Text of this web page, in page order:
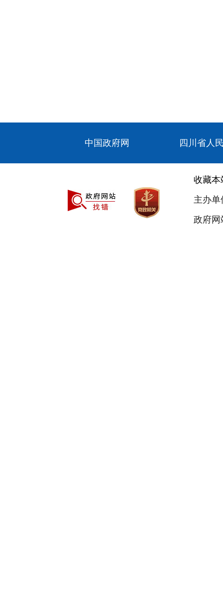
中国政府网 四川省人
收藏本
主办
政府网